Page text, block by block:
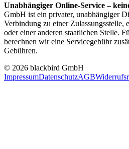
Unabhängiger Online-Service –
GmbH ist ein privater, unabhängiger
Verbindung zu einer Zulassungsstelle,
oder einer anderen staatlichen Stelle.
berechnen wir eine Servicegebühr
Gebühren.
© 2026 blackbird GmbH
ImpressumDatenschutzAGB